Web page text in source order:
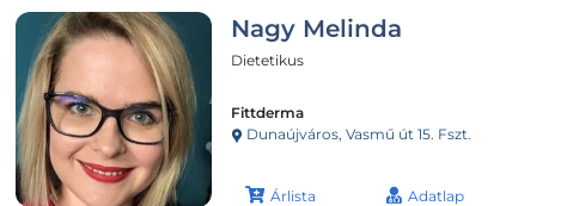
Nagy Melinda
Dietetikus
Fittderma
Dunaújváros, Vasmű út 15. Fszt.
Árlista Adatlap